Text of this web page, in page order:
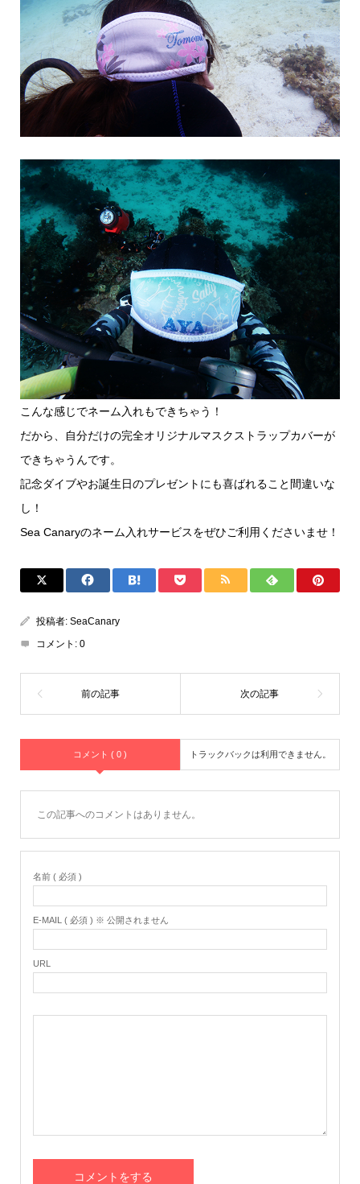
ブ）
こんな感じでネーム入れもできちゃう！
だから、自分だけの完全オリジナルマスクストラップカバーが
できちゃうんです。
記念ダイブやお誕生日のプレゼントにも喜ばれること間違いな
し！
Sea Canaryのネーム入れサービスをぜひご利用くださいませ！
投稿者: SeaCanary
コメント: 0
コメント ( 0 ) トラックバックは利用できません。
この記事へのコメントはありません。
名前 ( 必須 )
E-MAIL ( 必須 ) ※ 公開されません
URL